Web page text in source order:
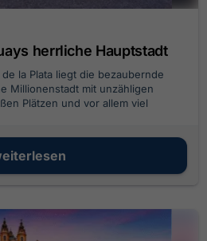
herrliche Hauptstadt
la Plata liegt die bezaubernde
Millionenstadt mit unzähligen
Plätzen und vor allem viel